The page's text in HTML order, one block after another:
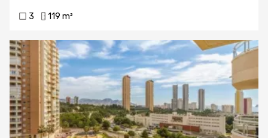
по 2 этажам плюс солярий, и имеет дизайн,
пространств.Большинство вилл имеют
прекрасный вид на море и находятся менее чем
в пяти минутах ходьбы от пляжа.Цены (без
учета НДС):- от 335.000€Готовность: сентябрь
2024 года
3 119 m²